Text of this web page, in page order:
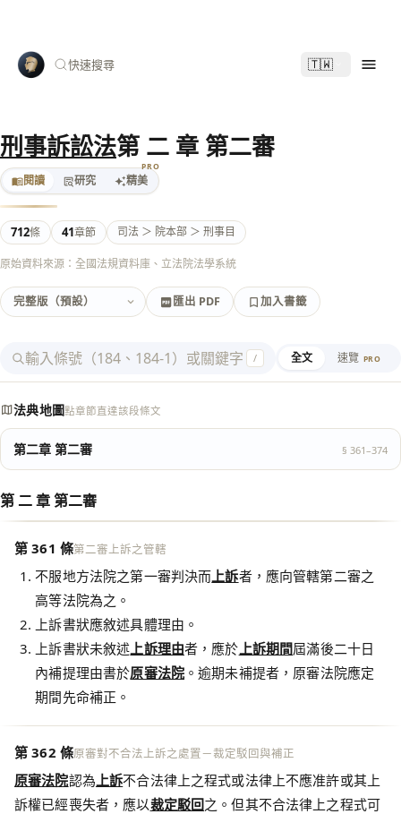
快速搜尋 🇹🇼
刑事訴訟法第 二 章 第二審
閱讀 研究 精美
PRO
712條 41章節 司法 ＞ 院本部 ＞ 刑事目
原始資料來源：全國法規資料庫、立法院法學系統
匯出 PDF 加入書籤
匯出 PDF
加入書籤
/ 全文 速覽 PRO
法典地圖點章節直達該段條文
第二章 第二審 § 361–374
第 二 章 第二審
第 361 條第二審上訴之管轄
不服地方法院之第一審判決而上訴者，應向管轄第二審之
高等法院為之。
上訴書狀應敘述具體理由。
上訴書狀未敘述上訴理由者，應於上訴期間屆滿後二十日
內補提理由書於原審法院 。逾期未補提者，原審法院應定
期間先命補正。
第 362 條原審對不合法上訴之處置－裁定駁回與補正
原審法院認為上訴不合法律上之程式或法律上不應准許或其上
訴權已經喪失者，應以裁定駁回之。但其不合法律上之程式可